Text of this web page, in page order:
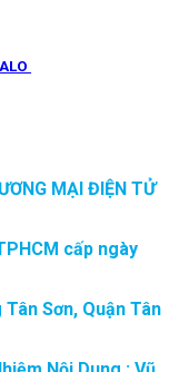
MẠI ĐIỆN TỬ
cấp ngày
Sơn, Quận Tân